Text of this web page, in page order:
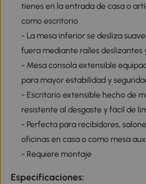
tienes en la entrada de casa o
como escritorio
- La mesa inferior se desliza
fuera mediante raíles deslizantes
- Mesa consola extensible
para mayor estabilidad y
- Escritorio extensible hecho de
resistente al desgaste y fácil de
- Perfecta para recibidores,
oficinas en casa o como mesa
- Requiere montaje
Especificaciones: